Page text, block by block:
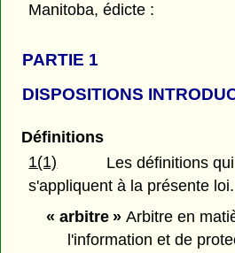
Manitoba, édicte :
PARTIE 1
DISPOSITIONS
Définitions
1(1)
Les définitions
s'appliquent à la présente loi.
« arbitre »Arbitre en
l'information et de